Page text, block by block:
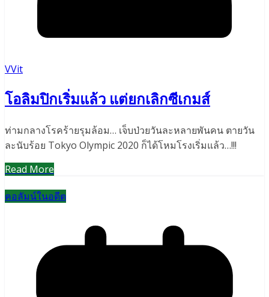
VVit
โอลิมปิกเริ่มแล้ว แต่ยกเลิกซีเกมส์
ท่ามกลางโรคร้ายรุมล้อม… เจ็บป่วยวันละหลายพันคน ตายวัน
ละนับร้อย Tokyo Olympic 2020 ก็ได้โหมโรงเริ่มแล้ว…!!!
Read More
คอลัมน์ในอดีต